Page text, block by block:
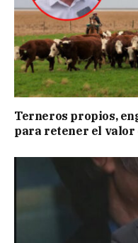
Terneros propios,
para retener el valor